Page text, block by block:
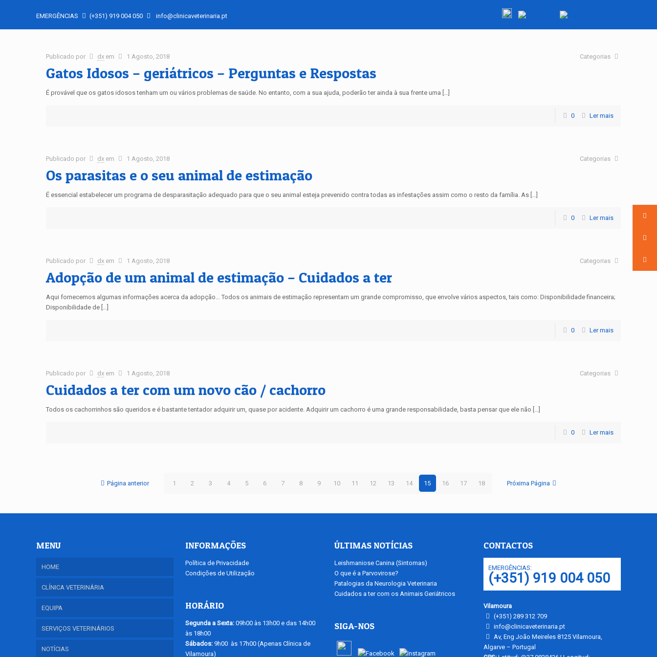
EMERGÊNCIAS (+351) 919 004 050 info@clinicaveterinaria.pt
Publicado por dx em 1 Agosto, 2018 Categorias
Gatos Idosos – geriátricos – Perguntas e Respostas
É provável que os gatos idosos tenham um ou vários problemas de saúde. No entanto, com a sua ajuda, poderão ter ainda à sua frente uma […]
0 Ler mais
Publicado por dx em 1 Agosto, 2018 Categorias
Os parasitas e o seu animal de estimação
É essencial estabelecer um programa de desparasitação adequado para que o seu animal esteja prevenido contra todas as infestações assim como o resto da família. As […]
0 Ler mais
Publicado por dx em 1 Agosto, 2018 Categorias
Adopção de um animal de estimação – Cuidados a ter
Aqui fornecemos algumas informações acerca da adopção… Todos os animais de estimação representam um grande compromisso, que envolve vários aspectos, tais como: Disponibilidade financeira;
Disponibilidade de […]
0 Ler mais
Publicado por dx em 1 Agosto, 2018 Categorias
Cuidados a ter com um novo cão / cachorro
Todos os cachorrinhos são queridos e é bastante tentador adquirir um, quase por acidente. Adquirir um cachorro é uma grande responsabilidade, basta pensar que ele não […]
0 Ler mais
Página anterior 1 2 3 4 5 6 7 8 9 10 11 12 13 14 15 16 17 18 Próxima Página
MENU
HOME
CLÍNICA VETERINÁRIA
EQUIPA
SERVIÇOS VETERINÁRIOS
NOTÍCIAS
INFORMAÇÕES
Política de Privacidade
Condições de Utilização
HORÁRIO
Segunda a Sexta: 09h00 às 13h00 e das 14h00
às 18h00
Sábados: 9h00 às 17h00 (Apenas Clínica de
Vilamoura)
ÚLTIMAS NOTÍCIAS
Leishmaniose Canina (Sintomas)
O que é a Parvovirose?
Patalogias da Neurologia Veterinaria
Cuidados a ter com os Animais Geriátricos
SIGA-NOS
CONTACTOS
EMERGÊNCIAS:
(+351) 919 004 050
Vilamoura
(+351) 289 312 709
info@clinicaveterinaria.pt
Av, Eng João Meireles 8125 Vilamoura,
Algarve – Portugal